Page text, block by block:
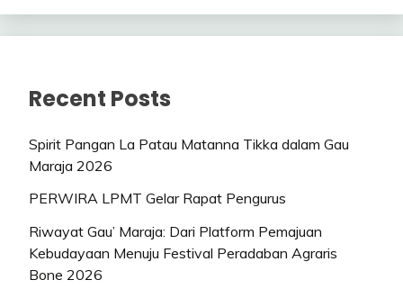
Recent Posts
Spirit Pangan La Patau Matanna Tikka dalam Gau
Maraja 2026
PERWIRA LPMT Gelar Rapat Pengurus
Riwayat Gau’ Maraja: Dari Platform Pemajuan
Kebudayaan Menuju Festival Peradaban Agraris
Bone 2026